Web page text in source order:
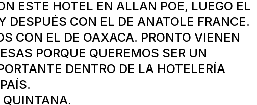
ESTE HOTEL EN ALLAN POE, LUEGO EL
DESPUÉS CON EL DE ANATOLE FRANCE.
CON EL DE OAXACA. PRONTO VIENEN
PORQUE QUEREMOS SER UN
DENTRO DE LA HOTELERÍA